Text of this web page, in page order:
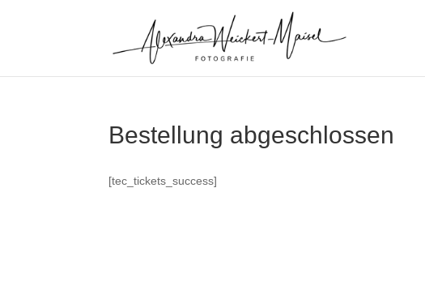
Bestellung abgeschlossen
[tec_tickets_success]